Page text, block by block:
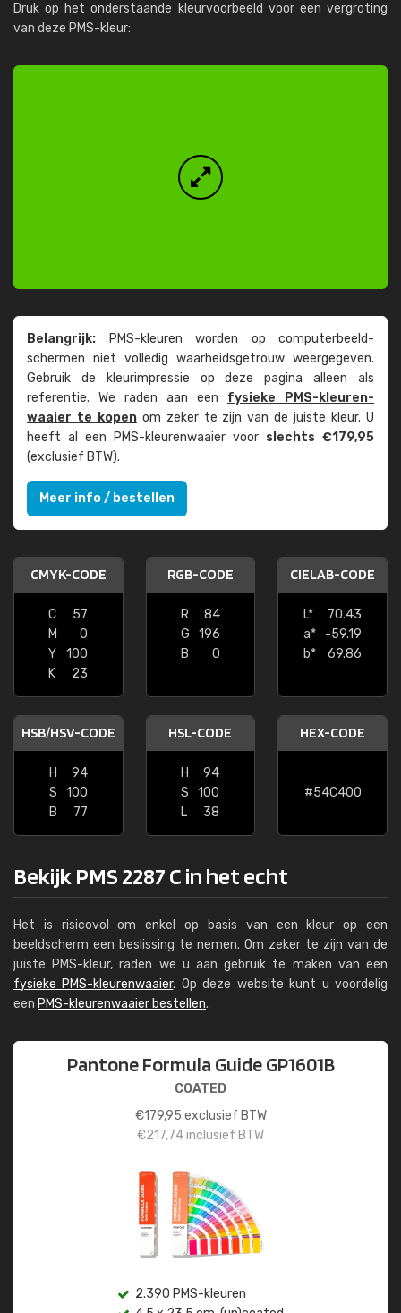
Druk op het onderstaande kleurvoorbeeld voor een vergroting
van deze PMS-kleur:
Belangrijk: PMS-kleuren worden op computer­beeld­
schermen niet volledig waarheids­­getrouw weer­gegeven.
Gebruik de kleur­impressie op deze pagina alleen als
referentie. We raden aan een fysieke PMS-kleuren­
waaier te kopenom zeker te zijn van de juiste kleur. U
heeft al een PMS-kleuren­waaier voor slechts €179,95
(exclusief BTW).
Meer info / bestellen
CMYK-CODE
C
57
M
0
Y
100
K
23
RGB-CODE
R
84
G
196
B
0
CIELAB-CODE
L*
70.43
a*
-59.19
b*
69.86
HSB/HSV-CODE
H
94
S
100
B
77
HSL-CODE
H
94
S
100
L
38
HEX-CODE
#54C400
Bekijk PMS 2287 C in het echt
Het is risicovol om enkel op basis van een kleur op een
beeldscherm een beslissing te nemen. Om zeker te zijn van de
juiste PMS-kleur, raden we u aan gebruik te maken van een
fysieke PMS-kleurenwaaier. Op deze website kunt u voordelig
een PMS-kleurenwaaier bestellen.
Pantone Formula Guide GP1601B
COATED
€179,95 exclusief BTW
€217,74inclusief BTW
2.390 PMS-kleuren